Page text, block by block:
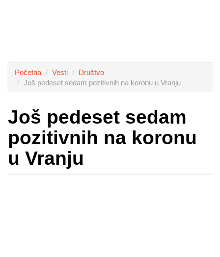
Početna Vesti
Društvo
Još pedeset sedam pozitivnih na koronu u Vranju
Još pedeset sedam
pozitivnih na koronu
u Vranju